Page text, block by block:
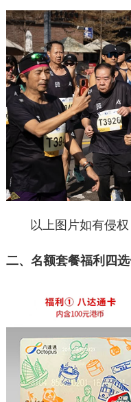
以上图片如有侵
二、 名额套餐福利四